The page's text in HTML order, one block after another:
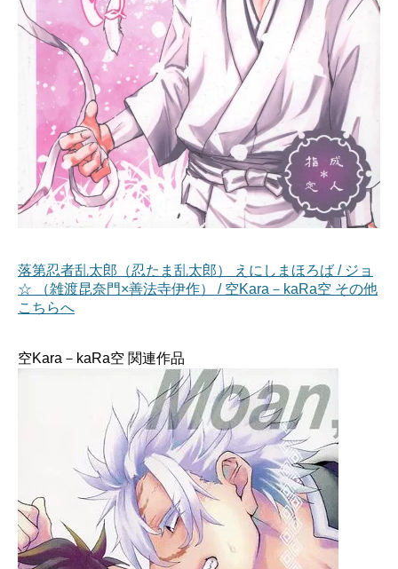
落第忍者乱太郎（忍たま乱太郎） えにしまほろば / ジョ
☆ （雑渡昆奈門×善法寺伊作） / 空Kara－kaRa空 その他
こちらへ
空Kara－kaRa空 関連作品